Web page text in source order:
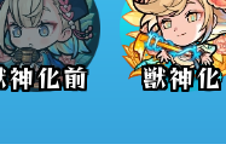
神化前 獣神化